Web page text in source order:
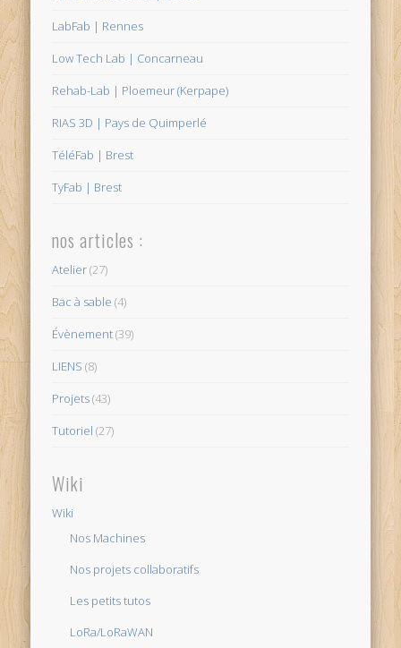
LabFab | Rennes
Low Tech Lab | Concarneau
Rehab-Lab | Ploemeur (Kerpape)
RIAS 3D | Pays de Quimperlé
TéléFab | Brest
TyFab | Brest
nos articles :
Atelier(27)
Bac à sable (4)
Évènement(39)
LIENS (8)
Projets(43)
Tutoriel (27)
Wiki
Wiki
Nos Machines
Nos projets collaboratifs
Les petits tutos
LoRa/LoRaWAN